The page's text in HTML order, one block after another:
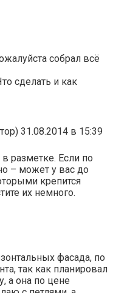
собрал всё
сделать и как
31.08.2014 в 15:39
разметке. Если по
– может у вас до
крепится
их немного.
фасада, по
так как планировал
а она по цене